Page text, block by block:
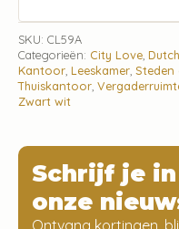
SKU: CL59A
Categorieën: City Love
Kantoor Leeskamer Steden
Thuiskantoor
Zwart wit
Schrijf je
onze